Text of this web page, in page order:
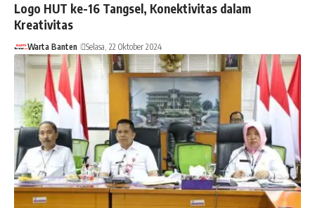
Logo HUT ke-16 Tangsel, Konektivitas dalam
Kreativitas
Warta Banten Selasa, 22 Oktober 2024